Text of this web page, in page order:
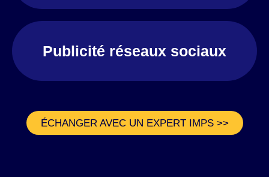
Publicité réseaux sociaux
ÉCHANGER AVEC UN EXPERT IMPS >>